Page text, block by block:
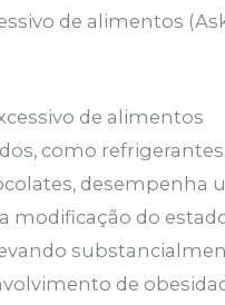
de alimentos
de alimentos
como
desempenha
modificação do
de